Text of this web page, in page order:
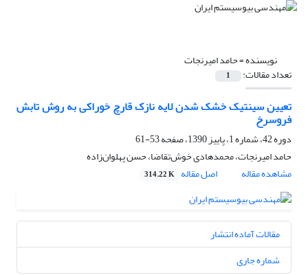
نویسنده =حامد امیرنجات
تعداد مقالات: 1
تعیین سینتیک خشک شدن لایه نازک قارچ خوراکی به روش تابش
فروسرخ
دوره 42، شماره 1، پاییز 1390، صفحه
53-61
حامد امیرنجات، محمدهادی خوش‌تقاضا، حسن پهلوان‌زاده
مشاهده مقاله
اصل مقاله 314.22 K
مقالات آماده انتشار
شماره جاری